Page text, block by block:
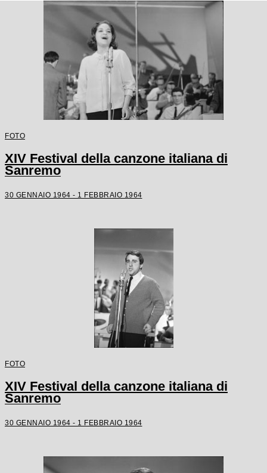
FOTO
XIV Festival della canzone italiana di
Sanremo
30 GENNAIO 1964 - 1 FEBBRAIO 1964
FOTO
XIV Festival della canzone italiana di
Sanremo
30 GENNAIO 1964 - 1 FEBBRAIO 1964